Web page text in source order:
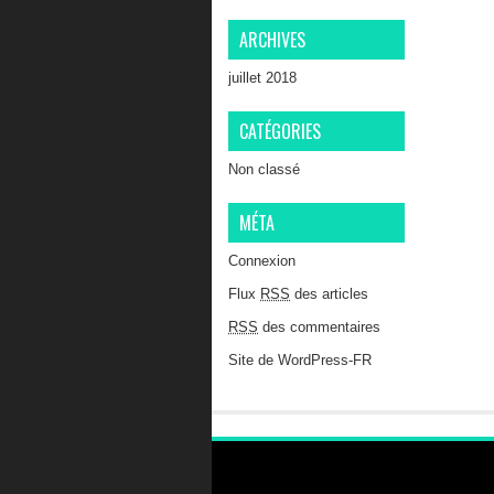
ARCHIVES
juillet 2018
CATÉGORIES
Non classé
MÉTA
Connexion
Flux RSS des articles
RSS des commentaires
Site de WordPress-FR